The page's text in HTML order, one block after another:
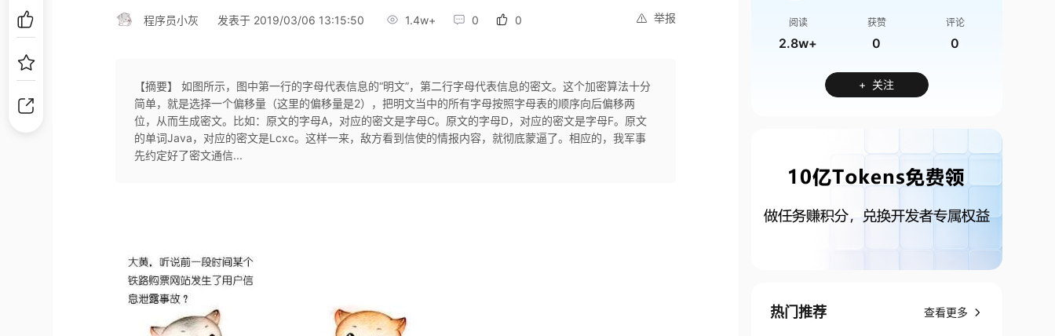
举报
程序员小灰 发表于 2019/03/06 13:15:50 1.4w+ 0 0
【摘要】 如图所示，图中第一行的字母代表信息的“明文”，第二行字母代表信息的密文。这个加密算法十分
简单，就是选择一个偏移量（这里的偏移量是2），把明文当中的所有字母按照字母表的顺序向后偏移两
位，从而生成密文。比如：原文的字母A，对应的密文是字母C。原文的字母D，对应的密文是字母F。原文
的单词Java，对应的密文是Lcxc。这样一来，敌方看到信使的情报内容，就彻底蒙逼了。相应的，我军事
先约定好了密文通信...
阅读
2.8w+
获赞
0
评论
0
+ 关注
热门推荐 查看更多